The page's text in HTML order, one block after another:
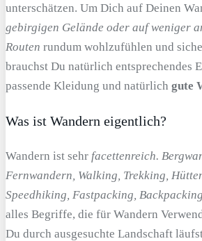
unterschätzen. Um Dich auf Deinen
gebirgigen Gelände oder auf weniger
Routen rundum wohlzufühlen und
brauchst Du natürlich entsprechendes
passende Kleidung und natürlich gute
Was ist Wandern eigentlich?
Wandern ist sehr facettenreich.
Fernwandern, Walking, Trekking,
Speedhiking, Fastpacking,
alles Begriffe, die für Wandern
Du durch ausgesuchte Landschaft